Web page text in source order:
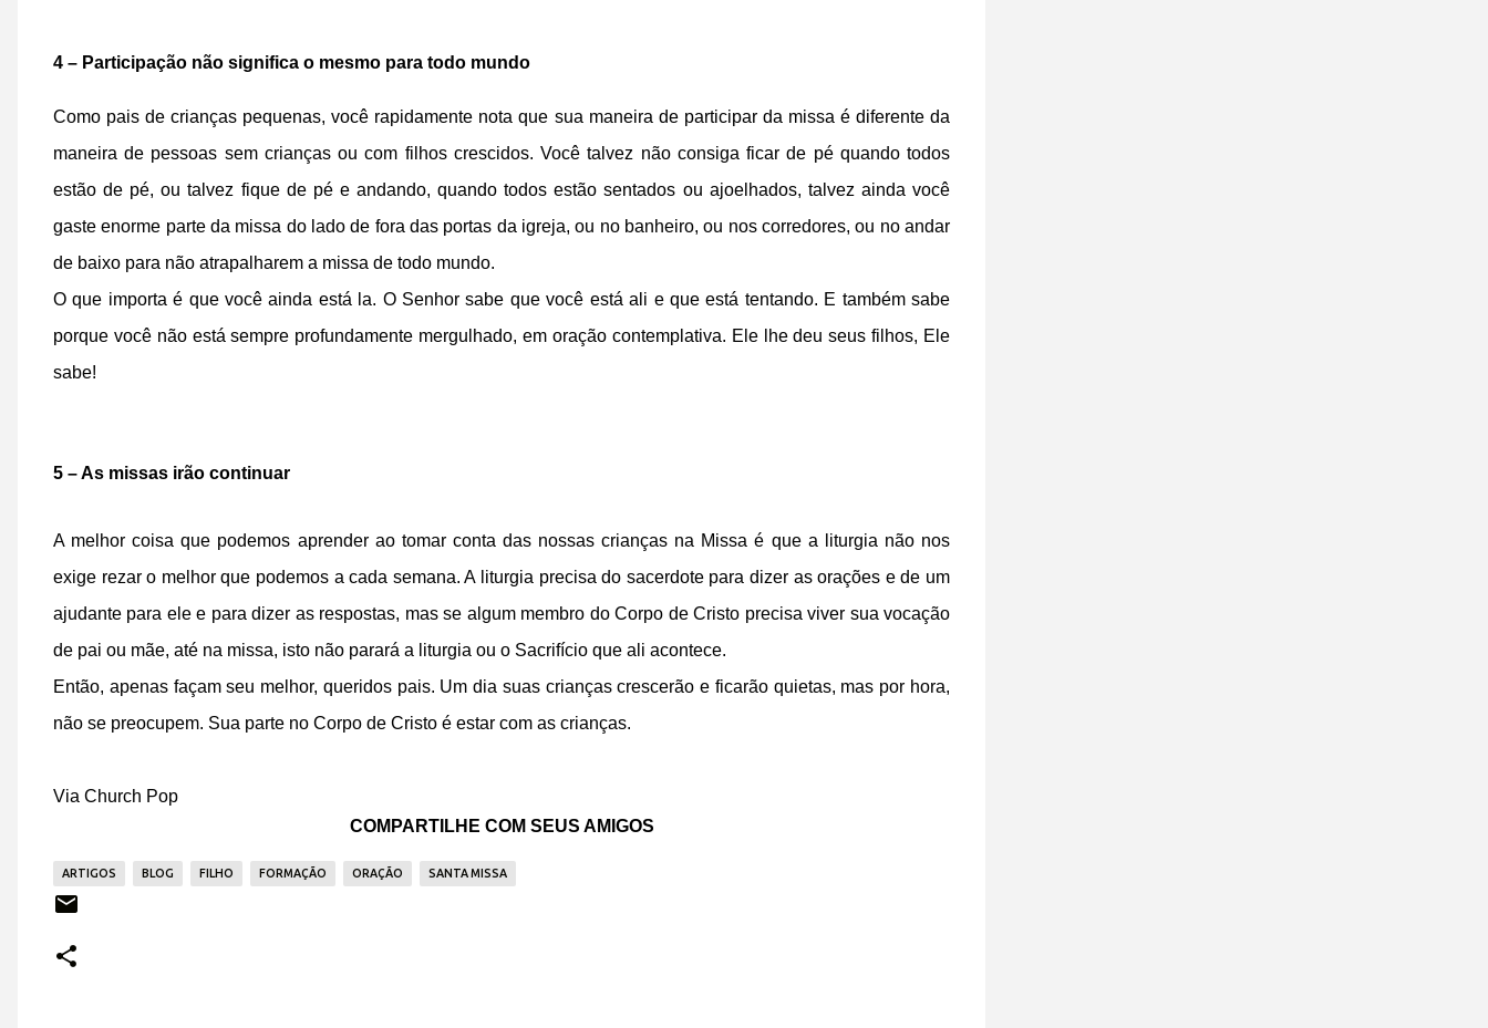
4 – Participação não significa o mesmo para todo mundo
Como pais de crianças pequenas, você rapidamente nota que sua maneira de participar da missa é diferente da
maneira de pessoas sem crianças ou com filhos crescidos. Você talvez não consiga ficar de pé quando todos
estão de pé, ou talvez fique de pé e andando, quando todos estão sentados ou ajoelhados, talvez ainda você
gaste enorme parte da missa do lado de fora das portas da igreja, ou no banheiro, ou nos corredores, ou no andar
de baixo para não atrapalharem a missa de todo mundo.
O que importa é que você ainda está la. O Senhor sabe que você está ali e que está tentando. E também sabe
porque você não está sempre profundamente mergulhado, em oração contemplativa. Ele lhe deu seus filhos, Ele
sabe!
5 – As missas irão continuar
A melhor coisa que podemos aprender ao tomar conta das nossas crianças na Missa é que a liturgia não nos
exige rezar o melhor que podemos a cada semana. A liturgia precisa do sacerdote para dizer as orações e de um
ajudante para ele e para dizer as respostas, mas se algum membro do Corpo de Cristo precisa viver sua vocação
de pai ou mãe, até na missa, isto não parará a liturgia ou o Sacrifício que ali acontece.
Então, apenas façam seu melhor, queridos pais. Um dia suas crianças crescerão e ficarão quietas, mas por hora,
não se preocupem. Sua parte no Corpo de Cristo é estar com as crianças.
Via Church Pop
COMPARTILHE COM SEUS AMIGOS
ARTIGOS BLOG FILHO FORMAÇÃO ORAÇÃO SANTA MISSA